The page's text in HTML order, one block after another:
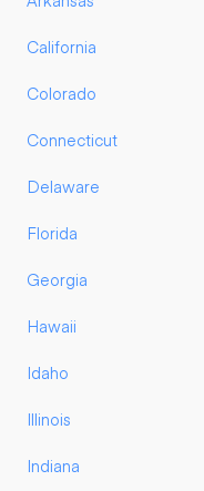
California
Colorado
Connecticut
Delaware
Florida
Georgia
Hawaii
Idaho
Illinois
Indiana